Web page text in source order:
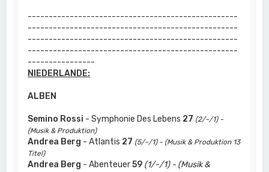
--------------------------------------------------
--------------------------------------------------
--------------------------------------------------
--------------------------------------------------
----------------
NIEDERLANDE:
ALBEN
Semino Rossi - Symphonie Des Lebens 27 (2/-/1) -
(Musik & Produktion)
Andrea Berg - Atlantis 27 (5/-/1) - (Musik & Produktion 13
Titel)
Andrea Berg - Abenteuer59 (1/-/1) - (Musik &